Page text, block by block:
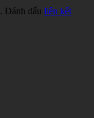
. Đánh dấu liên kết